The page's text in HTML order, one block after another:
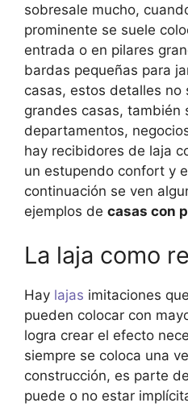
sobresale mucho,
prominente se suele
entrada o en pilares
bardas pequeñas para
casas, estos detalles no
grandes casas, también
departamentos,
hay recibidores de laja
un estupendo confort y
continuación se ven
ejemplos de casas con
La laja como
Hay lajas imitaciones
pueden colocar con
logra crear el efecto
siempre se coloca una
construcción, es parte
puede o no estar